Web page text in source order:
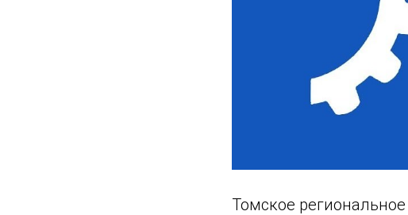
Томское